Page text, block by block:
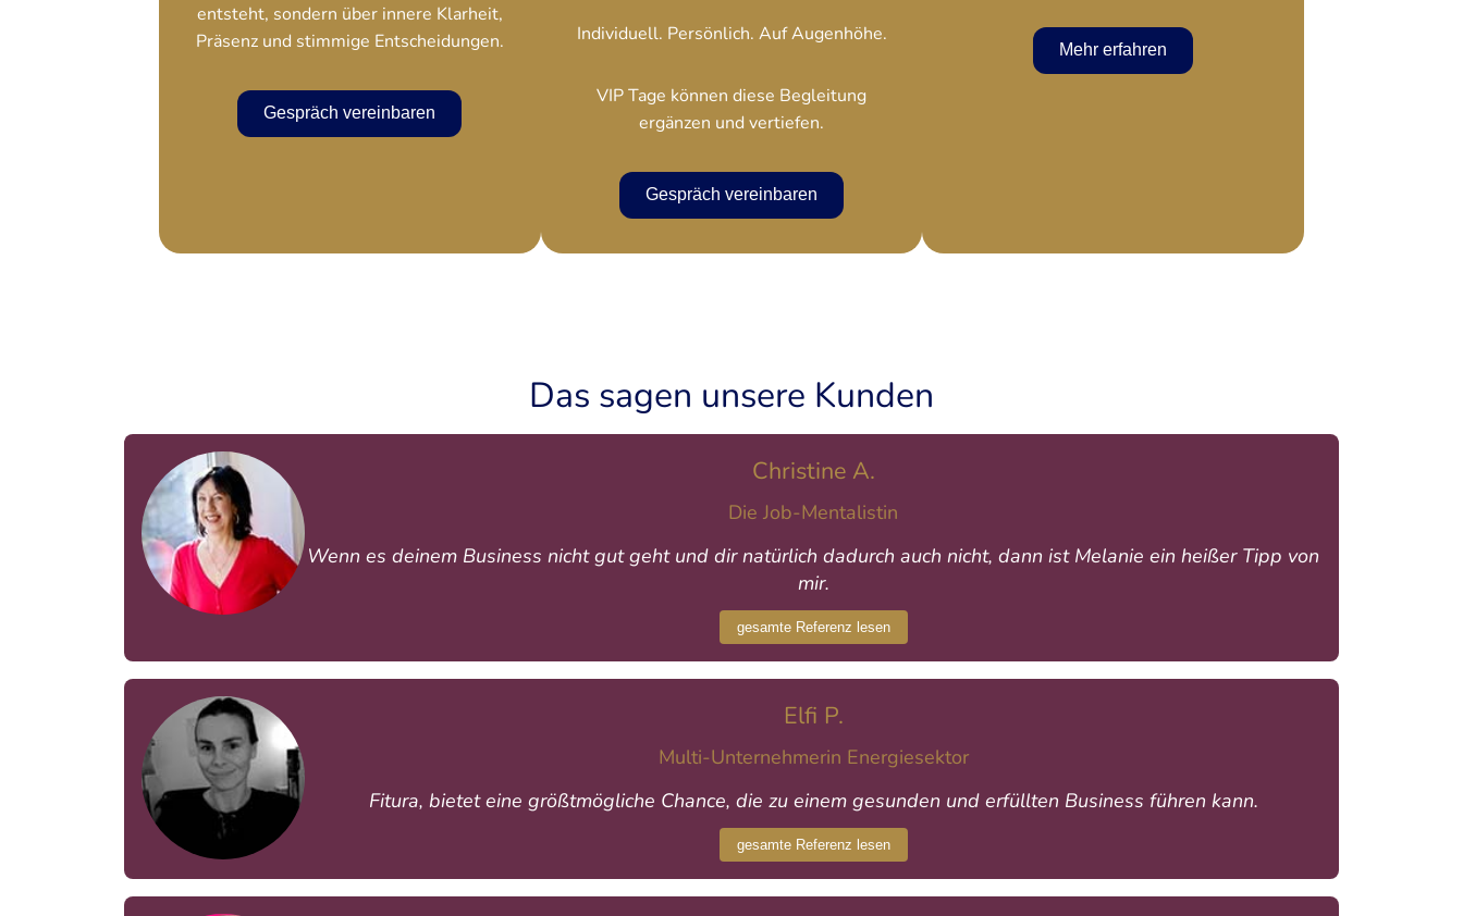
entsteht, sondern über innere Klarheit,
Präsenz und stimmige Entscheidungen.
Gespräch vereinbaren
Individuell. Persönlich. Auf Augenhöhe.
VIP Tage können diese Begleitung
ergänzen und vertiefen.
Gespräch vereinbaren
Mehr erfahren
Das sagen unsere Kunden
Christine A.
Die Job-Mentalistin
Wenn es deinem Business nicht gut geht und dir natürlich dadurch auch nicht, dann ist Melanie ein heißer Tipp von
mir.
gesamte Referenz lesen
Elfi P.
Multi-Unternehmerin Energiesektor
Fitura, bietet eine größtmögliche Chance, die zu einem gesunden und erfüllten Business führen kann.
gesamte Referenz lesen